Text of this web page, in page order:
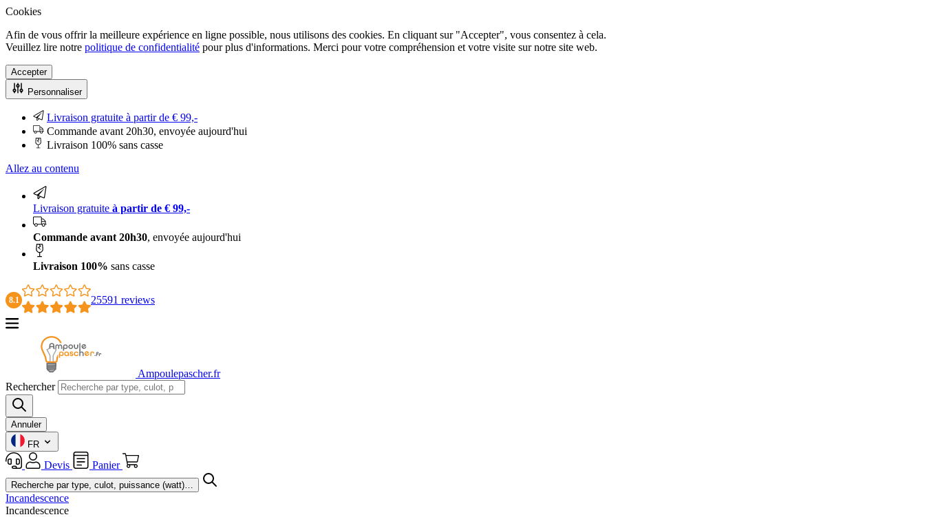
Cookies
Afin de vous offrir la meilleure expérience en ligne possible, nous utilisons des cookies. En cliquant sur "Accepter", vous consentez à cela.
Veuillez lire notre politique de confidentialité pour plus d'informations. Merci pour votre compréhension et votre visite sur notre site web.
Accepter
Personnaliser
Livraison gratuite à partir de € 99,-
Commande avant 20h30, envoyée aujourd'hui
Livraison 100% sans casse
Allez au contenu
Livraison gratuite à partir de € 99,-
Commande avant 20h30, envoyée aujourd'hui
Livraison 100% sans casse
8.1 25591 reviews
Ampoulepascher.fr
Rechercher
Annuler
FR
Devis Panier
Incandescence
Incandescence